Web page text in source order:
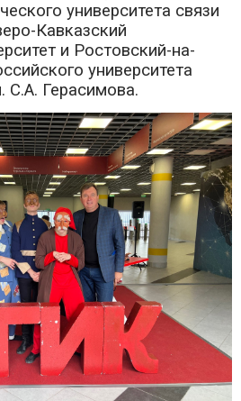
университета связи
Кавказский
и Ростовский-на-
университета
С.А. Герасимова.